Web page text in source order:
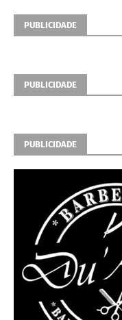
PUBLICIDADE
PUBLICIDADE
PUBLICIDADE